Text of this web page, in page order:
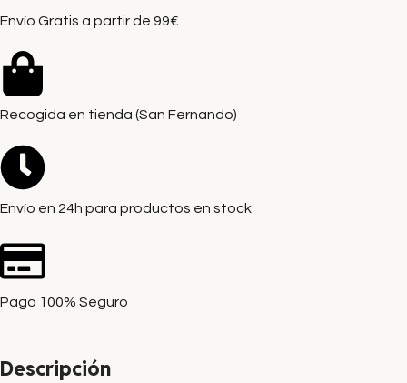
Envío Gratis a partir de 99€
Recogida en tienda (San Fernando)
Envío en 24h para productos en stock
Pago 100% Seguro
Descripción